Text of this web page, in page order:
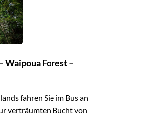
Waipoua Forest –
fahren Sie im Bus an
verträumten Bucht von